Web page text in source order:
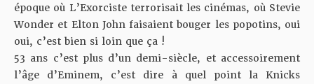
époque où L’Exorciste terrorisait les cinémas, où Stevie
Wonder et Elton John faisaient bouger les popotins, oui
oui, c’est bien si loin que ça !
53 ans c’est plus d’un demi-siècle, et accessoirement
l’âge d’Eminem, c’est dire à quel point la Knicks